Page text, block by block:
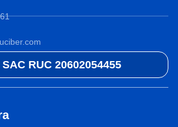
RUC 20602054455